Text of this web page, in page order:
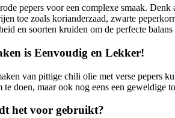
pepers voor een complexe smaak. Denk
toe zoals korianderzaad, zwarte
en soorten kruiden om de perfecte
is Eenvoudig en Lekker!
van pittige chili olie met verse pepers
doen, maar ook nog eens een geweldige
het voor gebruikt?